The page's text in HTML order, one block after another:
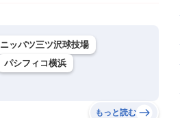
ニッパツ三ツ沢球技場
パシフィコ横浜
もっと読む